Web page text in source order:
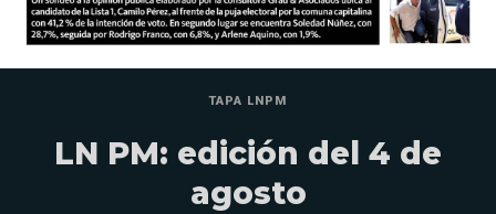
TAPA LNPM
LN PM: edición del 4 de
agosto